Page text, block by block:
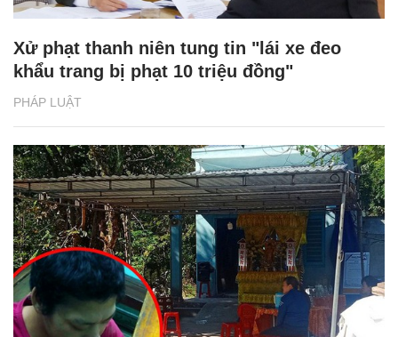
PHÁP LUẬT
Xử phạt thanh niên tung tin "lái xe đeo
khẩu trang bị phạt 10 triệu đồng"